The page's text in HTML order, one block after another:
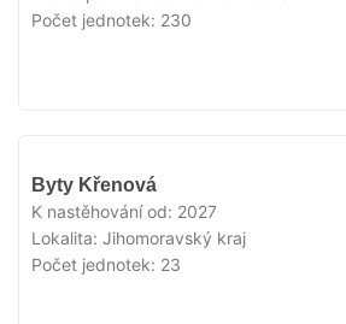
Počet jednotek: 230
Byty Křenová
K nastěhování od: 2027
Lokalita: Jihomoravský kraj
Počet jednotek: 23